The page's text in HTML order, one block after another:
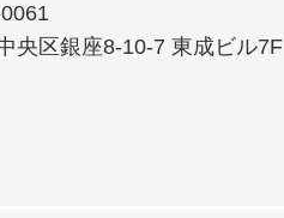
央区銀座8-10-7 東成ビル7F